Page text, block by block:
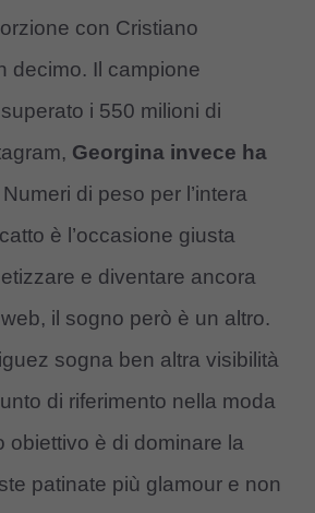
con Cristiano
decimo. Il campione
i 550 milioni di
Georgina invece ha
Numeri di peso per l’intera
è l’occasione giusta
e diventare ancora
il sogno però è un altro.
sogna ben altra visibilità
di riferimento nella moda
obiettivo è di dominare la
patinate più glamour e non